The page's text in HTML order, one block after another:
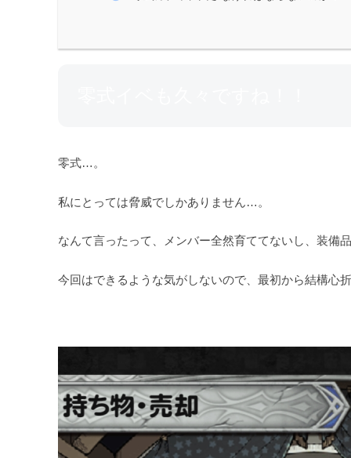
零式…。
私にとっては脅威でしかありません…。
なんて言ったって、メンバー全然育ててないし、装備
今回はできるような気がしないので、最初から結構心